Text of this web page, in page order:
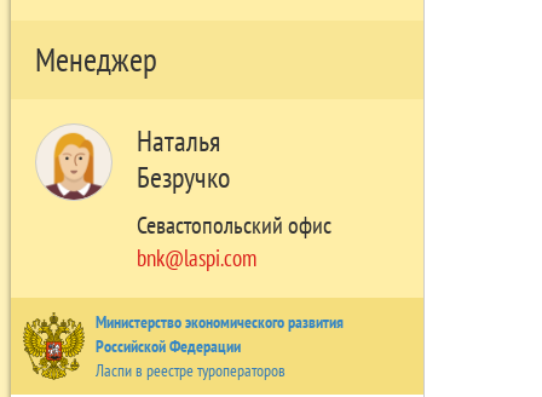
Менеджер
Наталья
Безручко
Севастопольский офис
bnk@laspi.com
Министерство экономического развития
Российской Федерации
Ласпи в реестре туроператоров